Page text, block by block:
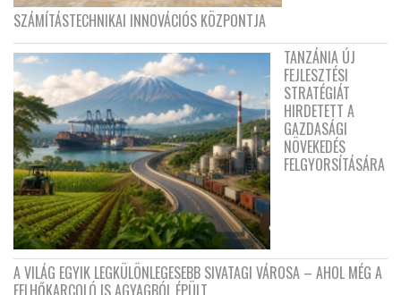
SZÁMÍTÁSTECHNIKAI INNOVÁCIÓS KÖZPONTJA
TANZÁNIA ÚJ
FEJLESZTÉSI
STRATÉGIÁT
HIRDETETT A
GAZDASÁGI
NÖVEKEDÉS
FELGYORSÍTÁSÁRA
A VILÁG EGYIK LEGKÜLÖNLEGESEBB SIVATAGI VÁROSA – AHOL MÉG A
FELHŐKARCOLÓ IS AGYAGBÓL ÉPÜLT